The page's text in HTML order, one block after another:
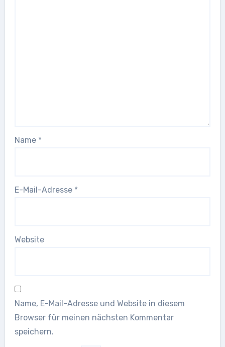
Name *
E-Mail-Adresse *
Website
Name, E-Mail-Adresse und Website in diesem
Browser für meinen nächsten Kommentar
speichern.